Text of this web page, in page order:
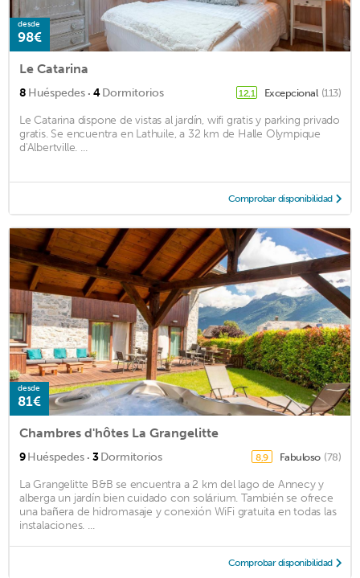
desde
98€
Le Catarina
8 Huéspedes · 4Dormitorios 12,1 Excepcional (113)
Le Catarina dispone de vistas al jardín, wifi gratis y parking privado
gratis. Se encuentra en Lathuile, a 32 km de Halle Olympique
d'Albertville. ...
Comprobar disponibilidad
desde
81€
Chambres d'hôtes La Grangelitte
9Huéspedes · 3Dormitorios 8,9 Fabuloso (78)
La Grangelitte B&B se encuentra a 2 km del lago de Annecy y
alberga un jardín bien cuidado con solárium. También se ofrece
una bañera de hidromasaje y conexión WiFi gratuita en todas las
instalaciones. ...
Comprobar disponibilidad